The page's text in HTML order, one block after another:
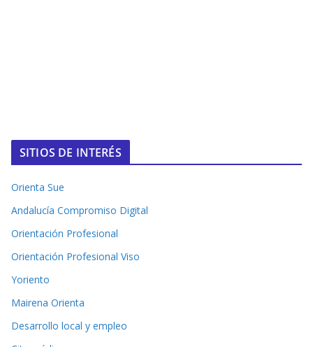
SITIOS DE INTERÉS
Orienta Sue
Andalucía Compromiso Digital
Orientación Profesional
Orientación Profesional Viso
Yoriento
Mairena Orienta
Desarrollo local y empleo